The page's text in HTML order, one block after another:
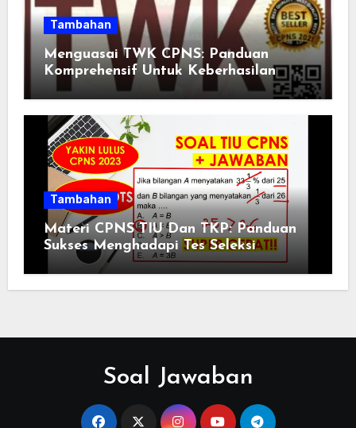
Tambahan
Menguasai TWK CPNS: Panduan
Komprehensif Untuk Keberhasilan
Tambahan
Materi CPNS TIU Dan TKP: Panduan
Sukses Menghadapi Tes Seleksi
Soal Jawaban